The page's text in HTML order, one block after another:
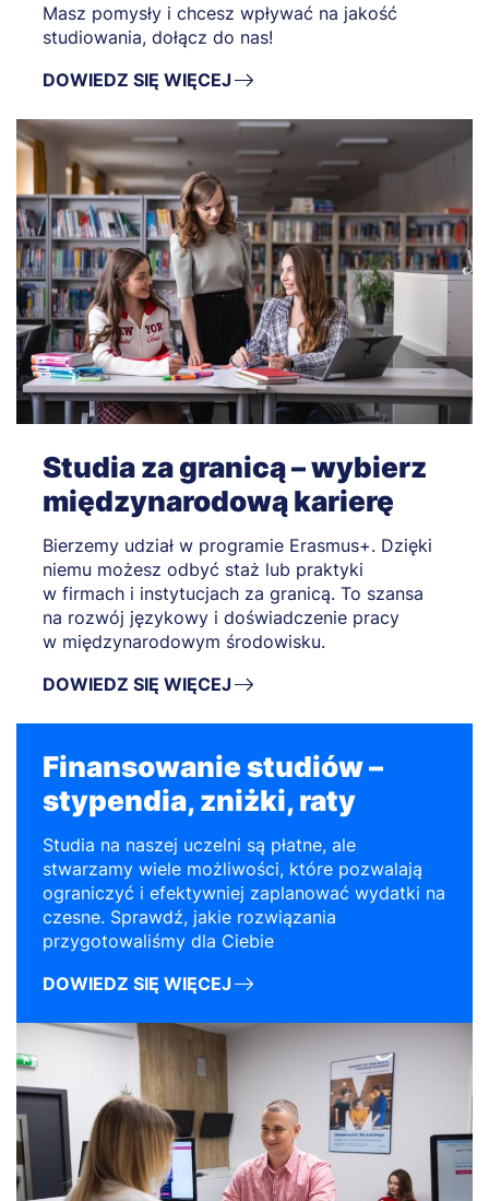
Masz pomysły i chcesz wpływać na jakość
studiowania, dołącz do nas!
DOWIEDZ SIĘ WIĘCEJ
Studia za granicą – wybierz
międzynarodową karierę
Bierzemy udział w programie Erasmus+. Dzięki
niemu możesz odbyć staż lub praktyki
w firmach i instytucjach za granicą. To szansa
na rozwój językowy i doświadczenie pracy
w międzynarodowym środowisku.
DOWIEDZ SIĘ WIĘCEJ
Finansowanie studiów –
stypendia, zniżki, raty
Studia na naszej uczelni są płatne, ale
stwarzamy wiele możliwości, które pozwalają
ograniczyć i efektywniej zaplanować wydatki na
czesne. Sprawdź, jakie rozwiązania
przygotowaliśmy dla Ciebie
DOWIEDZ SIĘ WIĘCEJ